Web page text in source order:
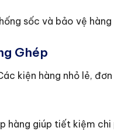
sốc và bảo vệ
Ghép
kiện hàng nhỏ lẻ,
hàng giúp tiết kiệm